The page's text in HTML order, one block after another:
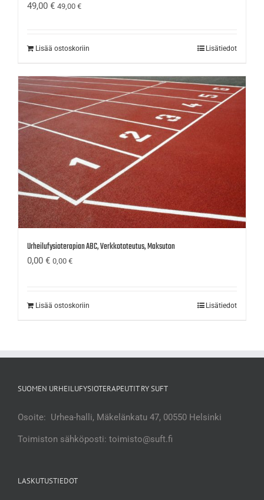
49,00 € 49,00 €
Lisää ostoskoriin Lisätiedot
Urheilufysioterapian ABC, Verkkototeutus, Maksuton
0,00 € 0,00 €
Lisää ostoskoriin Lisätiedot
SUOMEN URHEILUFYSIOTERAPEUTIT RY SUFT
Osoite: Urhea-halli, Mäkelänkatu 47, 00550 Helsinki
Toimiston sähköposti: toimisto@suft.fi
LASKUTUSTIEDOT